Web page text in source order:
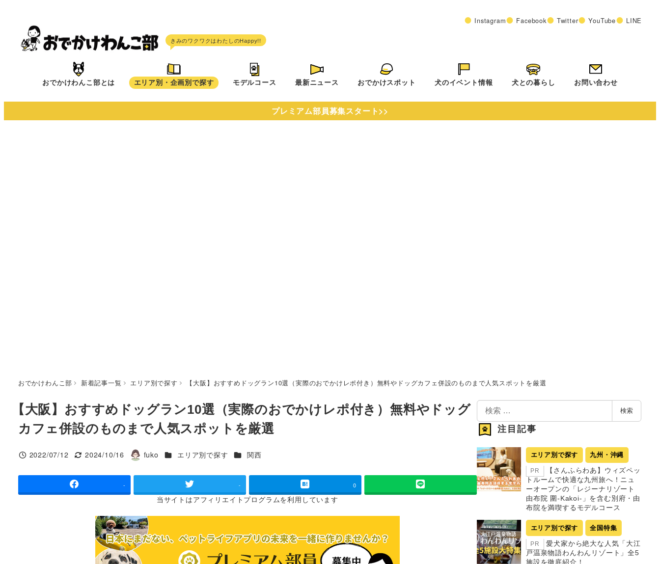
へ
Instagram Facebook Twitter YouTube LINE
おでかけわんこ部とは エリア別・企画別で探す モデルコース 最新ニュース おでかけスポット 犬のイベント情報 犬との暮らし お問い合わせ
プレミアム部員募集スタート>>
おでかけわんこ部 新着記事一覧 エリア別で探す 【大阪】おすすめドッグラン10選（実際のおでかけレポ付き）無料やドッグカフェ併設のものまで人気スポットを厳選
【大阪】おすすめドッグラン10選（実際のおでかけレポ付き）無料やドッグ
カフェ併設のものまで人気スポットを厳選
投稿日
2022/07/12
更新日
2024/10/16
著
fuko カテゴリー
エリア別で探す カテゴリー
関西
- - 0
当サイトはアフィリエイトプログラムを利用しています
検
索
検索
注目記事
エリア別で探す 九州・沖縄
PR
【さんふらわあ】ウィズペッ
トルームで快適な九州旅へ！ニュ
ーオープンの「レジーナリゾート
由布院 圍-Kakoi-」を含む別府・由
布院を満喫するモデルコース
エリア別で探す 全国特集
PR
愛犬家から絶大な人気「大江
戸温泉物語わんわんリゾート」全5
施設を徹底紹介！